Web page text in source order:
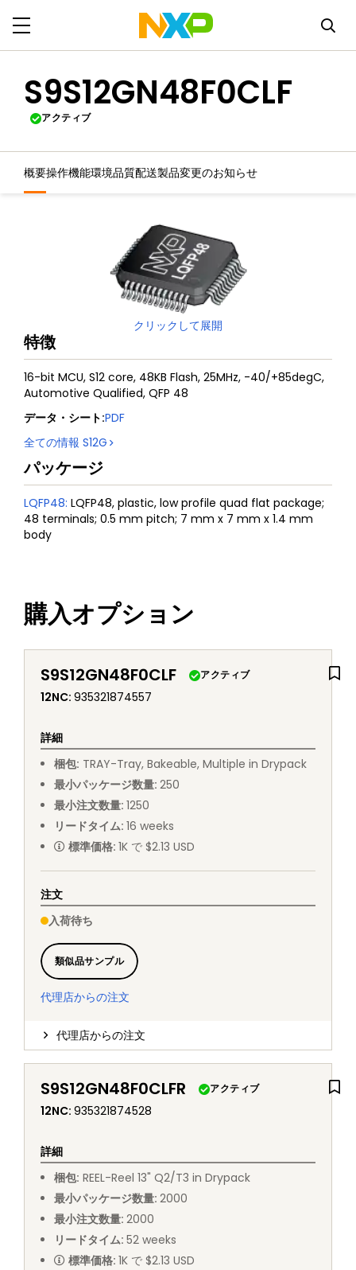
S9S12GN48F0CLF
アクティブ
概要操作機能環境品質配送製品変更のお知らせ
クリックして展開
特徴
16-bit MCU, S12 core, 48KB Flash, 25MHz, -40/+85degC,
Automotive Qualified, QFP 48
データ・シート:PDF
全ての情報 S12G
パッケージ
LQFP48: LQFP48, plastic, low profile quad flat package;
48 terminals; 0.5 mm pitch; 7 mm x 7 mm x 1.4 mm
body
購入オプション
S9S12GN48F0CLF アクティブ
12NC: 935321874557
詳細
梱包: TRAY-Tray, Bakeable, Multiple in Drypack
最小パッケージ数量: 250
最小注文数量: 1250
リードタイム: 16 weeks
標準価格: 1K で $2.13 USD
注文
入荷待ち
類似品サンプル
代理店からの注文
代理店からの注文
S9S12GN48F0CLFR アクティブ
12NC: 935321874528
詳細
梱包: REEL-Reel 13" Q2/T3 in Drypack
最小パッケージ数量: 2000
最小注文数量: 2000
リードタイム: 52 weeks
標準価格: 1K で $2.13 USD